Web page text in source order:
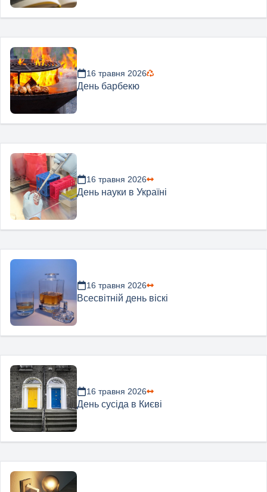
16 травня 2026
День барбекю
16 травня 2026
День науки в Україні
16 травня 2026
Всесвітній день віскі
16 травня 2026
День сусіда в Києві